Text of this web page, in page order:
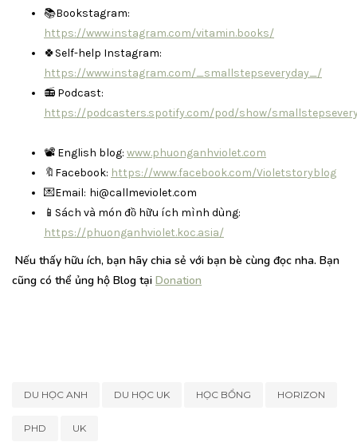
📚Bookstagram:
https://www.instagram.com/vitamin.books/
🍀Self-help Instagram:
https://www.instagram.com/_smallstepseveryday_/
📻 Podcast:
https://podcasters.spotify.com/pod/show/
📽 English blog: www.phuonganhviolet.com
🔖Facebook: https://www.facebook.com/Violetstoryblog
💌Email: hi@callmeviolet.com
📱Sách và món đồ hữu ích mình dùng:
https://phuonganhviolet.koc.asia/
Nếu thấy hữu ích, bạn hãy chia sẻ với bạn bè cùng đọc nha. Bạn
cũng có thể ủng hộ Blog tại Donation
DU HỌC ANH DU HỌC UK HỌC BỔNG HORIZON
PHD UK